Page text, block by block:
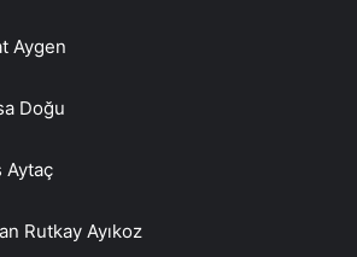
Aygen
Doğu
Aytaç
Rutkay Ayıkoz